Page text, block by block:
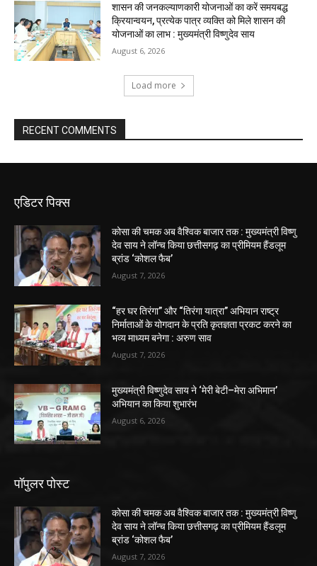
शासन की जनकल्याणकारी योजनाओं का करें समयबद्ध
क्रियान्वयन, प्रत्येक पात्र व्यक्ति को मिले शासन की
योजनाओं का लाभ : मुख्यमंत्री विष्णुदेव साय
August 6, 2026
Load more
RECENT COMMENTS
एडिटर पिक्स
कोसा की चमक अब वैश्विक बाजार तक : मुख्यमंत्री विष्णु
देव साय ने लॉन्च किया छत्तीसगढ़ का प्रीमियम हैंडलूम
ब्रांड ‘कोशल फैब’
August 7, 2026
“हर घर तिरंगा” और “तिरंगा यात्रा” अभियान राष्ट्र
निर्माताओं के योगदान के प्रति कृतज्ञता प्रकट करने का
भव्य माध्यम बनेगा : अरुण साव
August 7, 2026
मुख्यमंत्री विष्णुदेव साय ने ‘मेरी बेटी–मेरा अभिमान’
अभियान का किया शुभारंभ
August 6, 2026
पॉपुलर पोस्ट
कोसा की चमक अब वैश्विक बाजार तक : मुख्यमंत्री विष्णु
देव साय ने लॉन्च किया छत्तीसगढ़ का प्रीमियम हैंडलूम
ब्रांड ‘कोशल फैब’
August 7, 2026